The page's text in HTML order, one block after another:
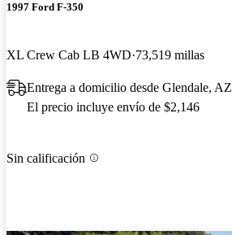
1997 Ford F-350
XL Crew Cab LB 4WD 73,519 millas
Entrega a domicilio desde Glendale, AZ
El precio incluye envío de $2,146
Sin calificación